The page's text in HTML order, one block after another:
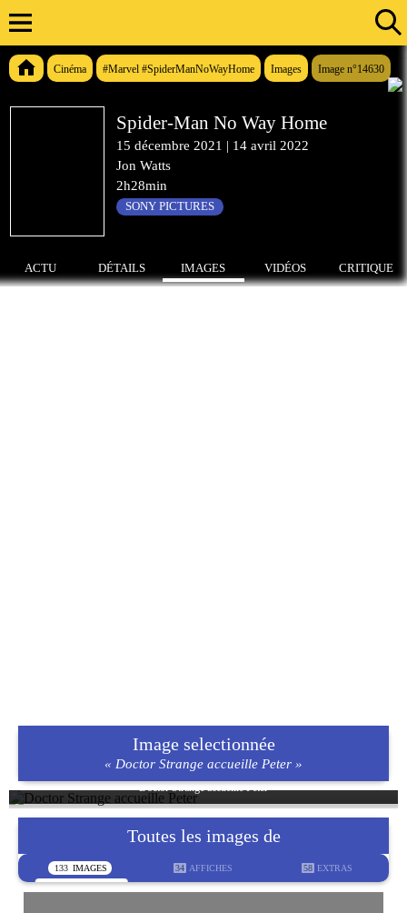
Cinéma #Marvel #SpiderManNoWayHome Images Image n°14630
Spider-Man No Way Home
15 décembre 2021 | 14 avril 2022
Jon Watts
2h28min
SONY PICTURES
ACTU DÉTAILS IMAGES VIDÉOS CRITIQUE
Image selectionnée
« Doctor Strange accueille Peter »
Doctor Strange accueille Peter
Toutes les images de
133 IMAGES 34 AFFICHES 58 EXTRAS